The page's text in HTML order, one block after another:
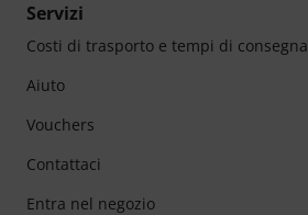
Servizi
Costi di trasporto e tempi di consegna
Aiuto
Vouchers
Contattaci
Entra nel negozio